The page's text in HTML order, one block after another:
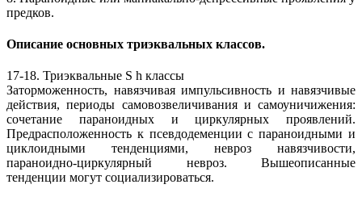
предков.
Описание основных триэквальных классов.
17-18. Триэквальные S h классы
Заторможенность, навязчивая импульсивность и навязчивые
действия, периоды самовозвеличивания и самоуничижения:
сочетание параноидных и циркулярных проявлений.
Предрасположенность к псевдодеменции с параноидными и
циклоидными тенденциями, невроз навязчивости,
параноидно-циркулярный невроз. Вышеописанные
тенденции могут социализироваться.